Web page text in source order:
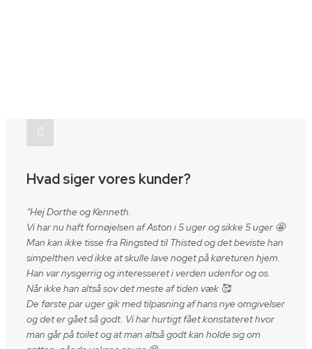
Hvad siger vores kunder?
“Hej Dorthe og Kenneth.
Vi har nu haft fornøjelsen af Aston i 5 uger og sikke 5 uger 🤩
Man kan ikke tisse fra Ringsted til Thisted og det beviste han
simpelthen ved ikke at skulle lave noget på køreturen hjem.
Han var nysgerrig og interesseret i verden udenfor og os.
Når ikke han altså sov det meste af tiden væk 🥰
De første par uger gik med tilpasning af hans nye omgivelser
og det er gået så godt. Vi har hurtigt fået konstateret hvor
man går på toilet og at man altså godt kan holde sig om